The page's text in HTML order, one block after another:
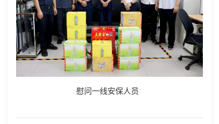
慰问一线安保人员